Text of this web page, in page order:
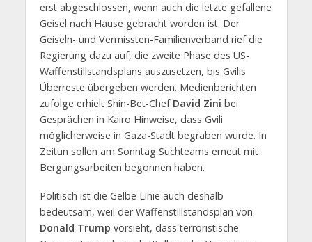
erst abgeschlossen, wenn auch die letzte gefallene
Geisel nach Hause gebracht worden ist. Der
Geiseln- und Vermissten-Familienverband rief die
Regierung dazu auf, die zweite Phase des US-
Waffenstillstandsplans auszusetzen, bis Gvilis
Überreste übergeben werden. Medienberichten
zufolge erhielt Shin-Bet-Chef David Zini bei
Gesprächen in Kairo Hinweise, dass Gvili
möglicherweise in Gaza-Stadt begraben wurde. In
Zeitun sollen am Sonntag Suchteams erneut mit
Bergungsarbeiten begonnen haben.
Politisch ist die Gelbe Linie auch deshalb
bedeutsam, weil der Waffenstillstandsplan von
Donald Trump vorsieht, dass terroristische